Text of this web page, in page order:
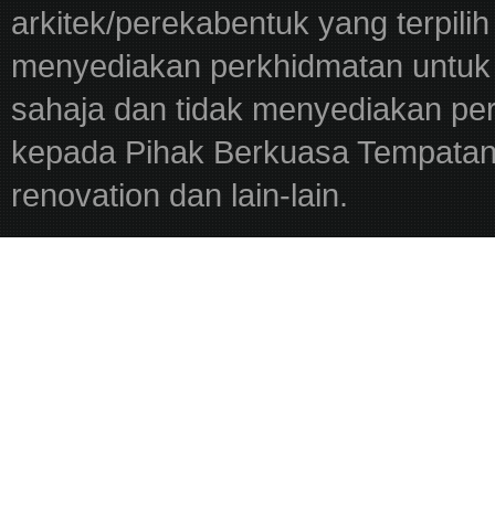
arkitek/perekabentuk yang
menyediakan perkhidmatan
sahaja dan tidak menyediakan
kepada Pihak Berkuasa
renovation dan lain-lain.